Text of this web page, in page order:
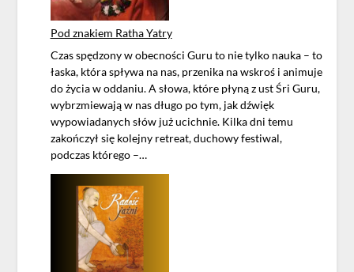
Pod znakiem Ratha Yatry
Czas spędzony w obecności Guru to nie tylko nauka – to
łaska, która spływa na nas, przenika na wskroś i animuje
do życia w oddaniu. A słowa, które płyną z ust Śri Guru,
wybrzmiewają w nas długo po tym, jak dźwięk
wypowiadanych słów już ucichnie. Kilka dni temu
zakończył się kolejny retreat, duchowy festiwal,
podczas którego –…